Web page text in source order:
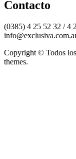
Contacto
(0385) 4 25 52 32 / 4
Copyright © Todos
themes.